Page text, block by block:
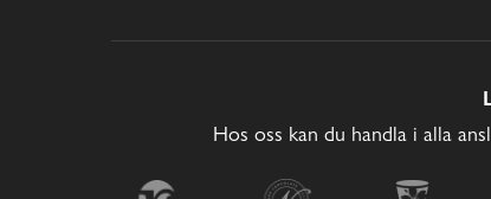
Hos oss kan du handla i alla